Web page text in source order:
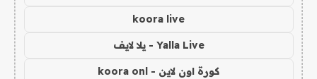
koora live
Yalla Live - يلا لايف
كورة اون لاين - koora onl